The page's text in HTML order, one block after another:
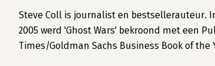
Steve Coll is journalist en bestsellerauteur.
2005 werd 'Ghost Wars' bekroond met een
Times/Goldman Sachs Business Book of the